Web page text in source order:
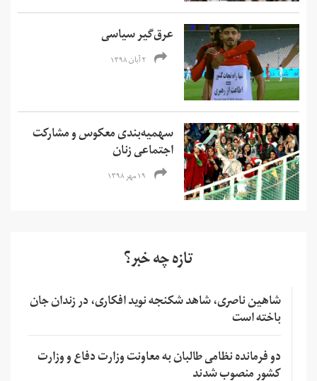
عرق­‌گیر سیاسی
۲ آبان ۱۳۹۸
سهمیه‌بندی معکوس و مشارکت
اجتماعی زنان
۱۹ مهر ۱۳۹۸
تازه چه خبر؟
شاهین ناصری، شاهد شکنجه نوید افکاری، در زندان جان
باخته است
دو فرمانده نظامی طالبان به معاونت وزارت دفاع و وزارت
کشور منصوب شدند